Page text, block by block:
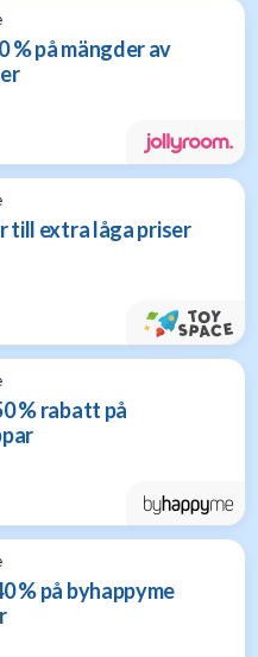
% på mängder av
till extra låga priser
% rabatt på
% på byhappyme